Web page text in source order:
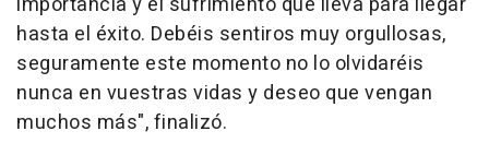
hasta el éxito. Debéis sentiros muy orgullosas,
seguramente este momento no lo olvidaréis
nunca en vuestras vidas y deseo que vengan
muchos más", finalizó.